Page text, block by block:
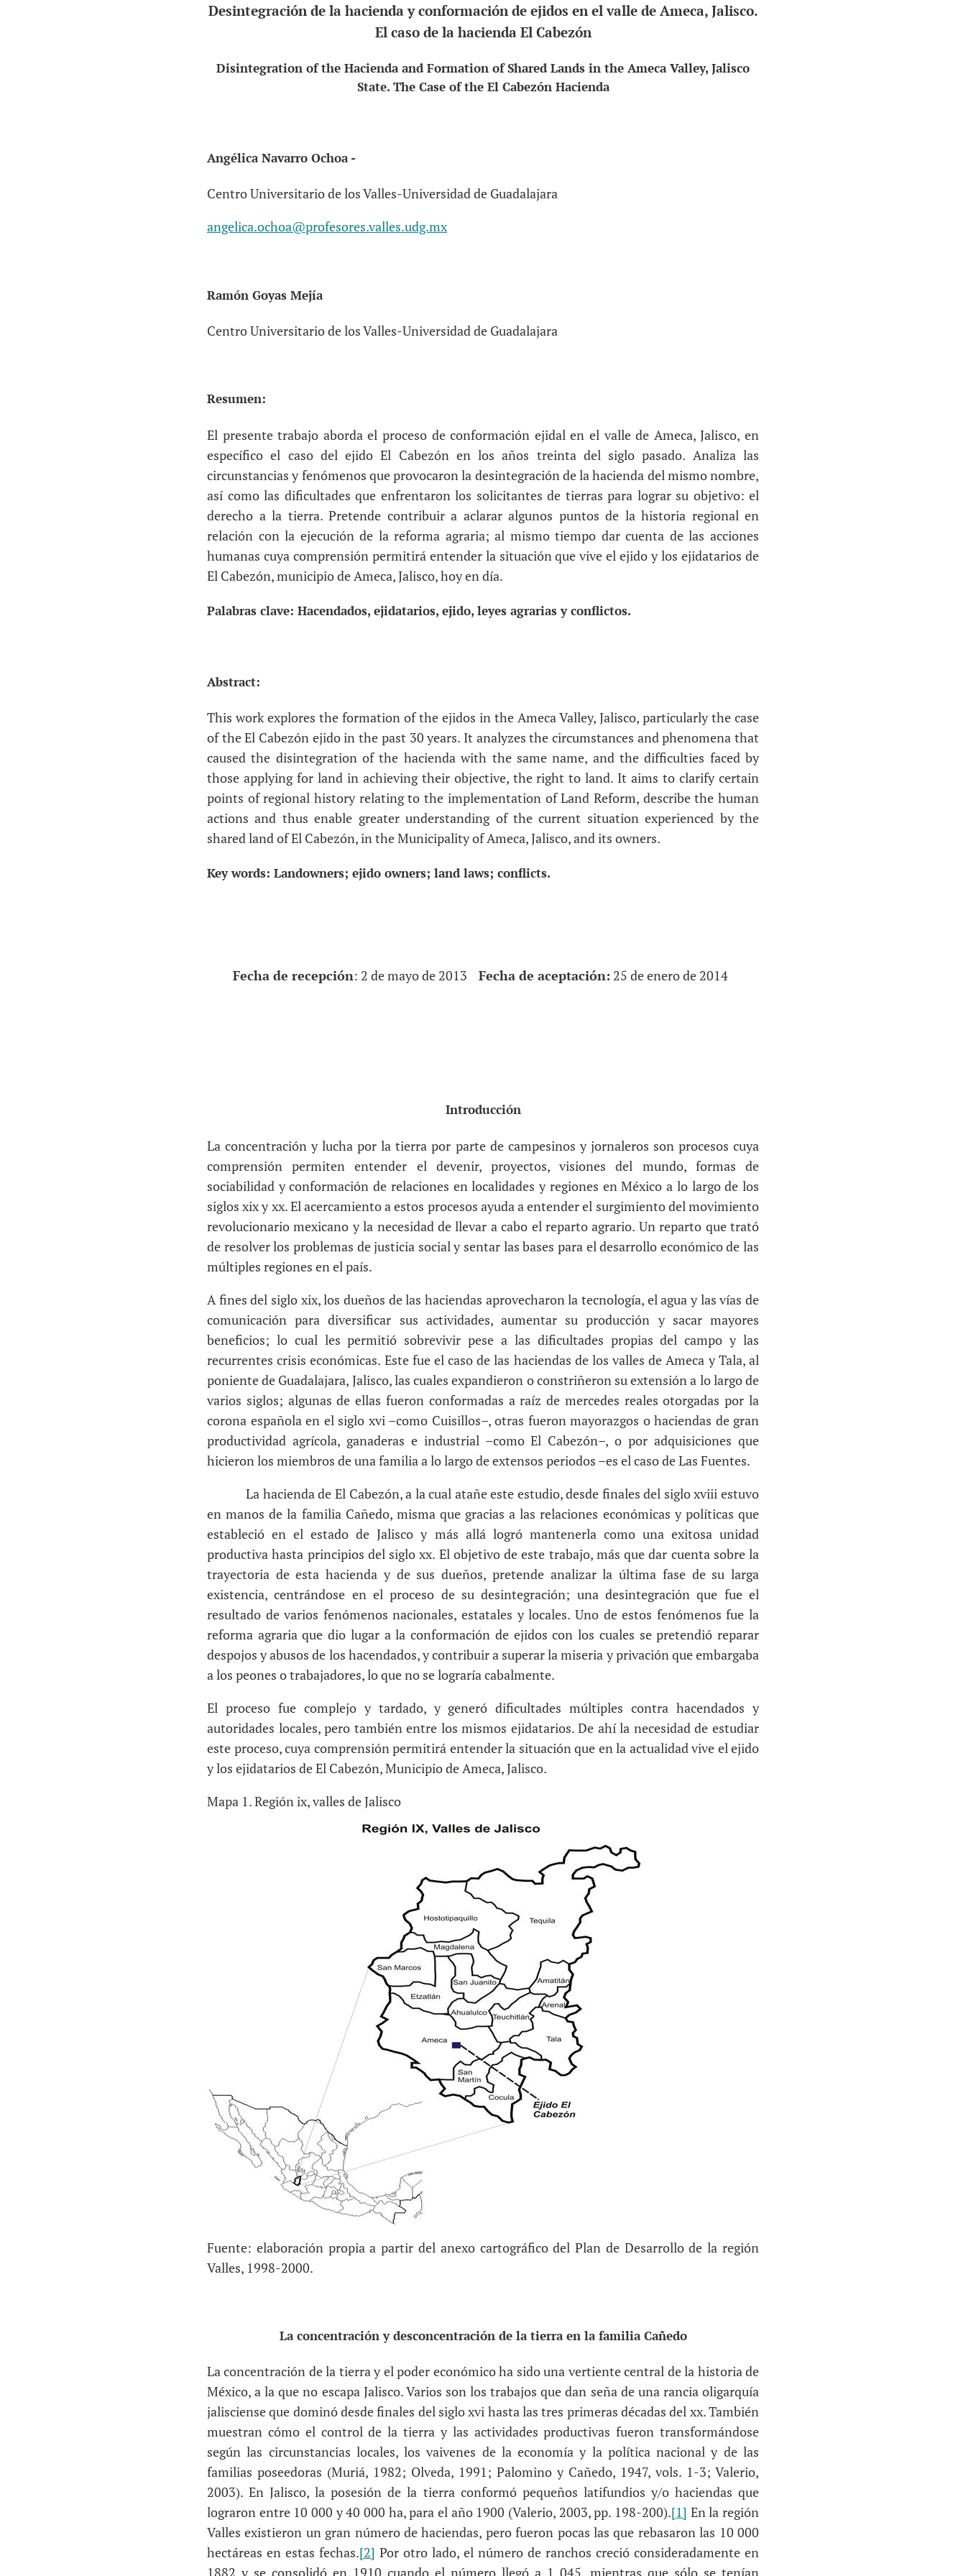
Desintegración de la hacienda y conformación de ejidos en el valle de Ameca, Jalisco.
El caso de la hacienda El Cabezón
Disintegration of the Hacienda and Formation of Shared Lands in the Ameca Valley, Jalisco
State. The Case of the El Cabezón Hacienda
Angélica Navarro Ochoa -
Centro Universitario de los Valles-Universidad de Guadalajara
angelica.ochoa@profesores.valles.udg.mx
Ramón Goyas Mejía
Centro Universitario de los Valles-Universidad de Guadalajara
Resumen:
El presente trabajo aborda el proceso de conformación ejidal en el valle de Ameca, Jalisco, en
específico el caso del ejido El Cabezón en los años treinta del siglo pasado. Analiza las
circunstancias y fenómenos que provocaron la desintegración de la hacienda del mismo nombre,
así como las dificultades que enfrentaron los solicitantes de tierras para lograr su objetivo: el
derecho a la tierra. Pretende contribuir a aclarar algunos puntos de la historia regional en
relación con la ejecución de la reforma agraria; al mismo tiempo dar cuenta de las acciones
humanas cuya comprensión permitirá entender la situación que vive el ejido y los ejidatarios de
El Cabezón, municipio de Ameca, Jalisco, hoy en día.
Palabras clave: Hacendados, ejidatarios, ejido, leyes agrarias y conflictos.
Abstract:
This work explores the formation of the ejidos in the Ameca Valley, Jalisco, particularly the case
of the El Cabezón ejido in the past 30 years. It analyzes the circumstances and phenomena that
caused the disintegration of the hacienda with the same name, and the difficulties faced by
those applying for land in achieving their objective, the right to land. It aims to clarify certain
points of regional history relating to the implementation of Land Reform, describe the human
actions and thus enable greater understanding of the current situation experienced by the
shared land of El Cabezón, in the Municipality of Ameca, Jalisco, and its owners.
Key words: Landowners; ejido owners; land laws; conflicts.
Fecha de recepción: 2 de mayo de 2013 Fecha de aceptación: 25 de enero de 2014
Introducción
La concentración y lucha por la tierra por parte de campesinos y jornaleros son procesos cuya
comprensión permiten entender el devenir, proyectos, visiones del mundo, formas de
sociabilidad y conformación de relaciones en localidades y regiones en México a lo largo de los
siglos xix y xx. El acercamiento a estos procesos ayuda a entender el surgimiento del movimiento
revolucionario mexicano y la necesidad de llevar a cabo el reparto agrario. Un reparto que trató
de resolver los problemas de justicia social y sentar las bases para el desarrollo económico de las
múltiples regiones en el país.
A fines del siglo xix, los dueños de las haciendas aprovecharon la tecnología, el agua y las vías de
comunicación para diversificar sus actividades, aumentar su producción y sacar mayores
beneficios; lo cual les permitió sobrevivir pese a las dificultades propias del campo y las
recurrentes crisis económicas. Este fue el caso de las haciendas de los valles de Ameca y Tala, al
poniente de Guadalajara, Jalisco, las cuales expandieron o constriñeron su extensión a lo largo de
varios siglos; algunas de ellas fueron conformadas a raíz de mercedes reales otorgadas por la
corona española en el siglo xvi –como Cuisillos–, otras fueron mayorazgos o haciendas de gran
productividad agrícola, ganaderas e industrial –como El Cabezón–, o por adquisiciones que
hicieron los miembros de una familia a lo largo de extensos periodos –es el caso de Las Fuentes.
La hacienda de El Cabezón, a la cual atañe este estudio, desde finales del siglo xviii estuvo
en manos de la familia Cañedo, misma que gracias a las relaciones económicas y políticas que
estableció en el estado de Jalisco y más allá logró mantenerla como una exitosa unidad
productiva hasta principios del siglo xx. El objetivo de este trabajo, más que dar cuenta sobre la
trayectoria de esta hacienda y de sus dueños, pretende analizar la última fase de su larga
existencia, centrándose en el proceso de su desintegración; una desintegración que fue el
resultado de varios fenómenos nacionales, estatales y locales. Uno de estos fenómenos fue la
reforma agraria que dio lugar a la conformación de ejidos con los cuales se pretendió reparar
despojos y abusos de los hacendados, y contribuir a superar la miseria y privación que embargaba
a los peones o trabajadores, lo que no se lograría cabalmente.
El proceso fue complejo y tardado, y generó dificultades múltiples contra hacendados y
autoridades locales, pero también entre los mismos ejidatarios. De ahí la necesidad de estudiar
este proceso, cuya comprensión permitirá entender la situación que en la actualidad vive el ejido
y los ejidatarios de El Cabezón, Municipio de Ameca, Jalisco.
Mapa 1. Región ix, valles de Jalisco
Fuente: elaboración propia a partir del anexo cartográfico del Plan de Desarrollo de la región
Valles, 1998-2000.
La concentración y desconcentración de la tierra en la familia Cañedo
La concentración de la tierra y el poder económico ha sido una vertiente central de la historia de
México, a la que no escapa Jalisco. Varios son los trabajos que dan seña de una rancia oligarquía
jalisciense que dominó desde finales del siglo xvi hasta las tres primeras décadas del xx. También
muestran cómo el control de la tierra y las actividades productivas fueron transformándose
según las circunstancias locales, los vaivenes de la economía y la política nacional y de las
familias poseedoras (Muriá, 1982; Olveda, 1991; Palomino y Cañedo, 1947, vols. 1-3; Valerio,
2003). En Jalisco, la posesión de la tierra conformó pequeños latifundios y/o haciendas que
lograron entre 10 000 y 40 000 ha, para el año 1900 (Valerio, 2003, pp. 198-200).[1] En la región
Valles existieron un gran número de haciendas, pero fueron pocas las que rebasaron las 10 000
hectáreas en estas fechas.[2] Por otro lado, el número de ranchos creció consideradamente en
1882 y se consolidó en 1910 cuando el número llegó a 1 045, mientras que sólo se tenían